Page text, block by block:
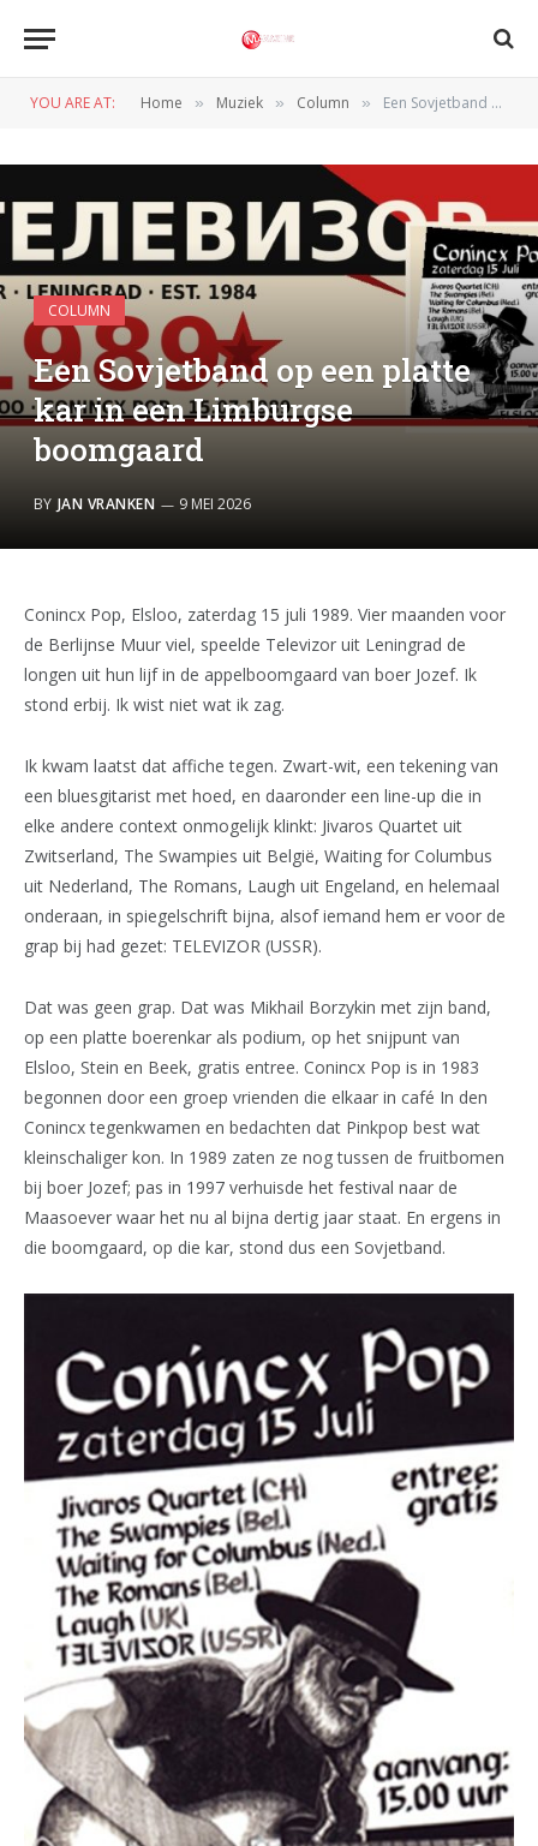
YOU ARE AT: Home » Muziek » Column » Een Sovjetband op een platte kar in een Limburgse boomgaard
COLUMN
Een Sovjetband op een platte
kar in een Limburgse
boomgaard
BY JAN VRANKEN 9 MEI 2026
Conincx Pop, Elsloo, zaterdag 15 juli 1989. Vier maanden voor
de Berlijnse Muur viel, speelde Televizor uit Leningrad de
longen uit hun lijf in de appelboomgaard van boer Jozef. Ik
stond erbij. Ik wist niet wat ik zag.
Ik kwam laatst dat affiche tegen. Zwart-wit, een tekening van
een bluesgitarist met hoed, en daaronder een line-up die in
elke andere context onmogelijk klinkt: Jivaros Quartet uit
Zwitserland, The Swampies uit België, Waiting for Columbus
uit Nederland, The Romans, Laugh uit Engeland, en helemaal
onderaan, in spiegelschrift bijna, alsof iemand hem er voor de
grap bij had gezet: TELEVIZOR (USSR).
Dat was geen grap. Dat was Mikhail Borzykin met zijn band,
op een platte boerenkar als podium, op het snijpunt van
Elsloo, Stein en Beek, gratis entree. Conincx Pop is in 1983
begonnen door een groep vrienden die elkaar in café In den
Conincx tegenkwamen en bedachten dat Pinkpop best wat
kleinschaliger kon. In 1989 zaten ze nog tussen de fruitbomen
bij boer Jozef; pas in 1997 verhuisde het festival naar de
Maasoever waar het nu al bijna dertig jaar staat. En ergens in
die boomgaard, op die kar, stond dus een Sovjetband.